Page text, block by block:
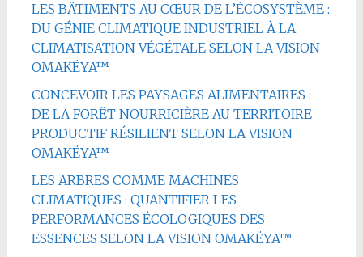
LES BÂTIMENTS AU CŒUR DE L’ÉCOSYSTÈME :
DU GÉNIE CLIMATIQUE INDUSTRIEL À LA
CLIMATISATION VÉGÉTALE SELON LA VISION
OMAKËYA™
CONCEVOIR LES PAYSAGES ALIMENTAIRES :
DE LA FORÊT NOURRICIÈRE AU TERRITOIRE
PRODUCTIF RÉSILIENT SELON LA VISION
OMAKËYA™
LES ARBRES COMME MACHINES
CLIMATIQUES : QUANTIFIER LES
PERFORMANCES ÉCOLOGIQUES DES
ESSENCES SELON LA VISION OMAKËYA™